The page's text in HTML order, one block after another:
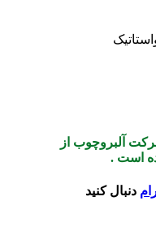
آلبروچوب از
است .
دنبال کنید